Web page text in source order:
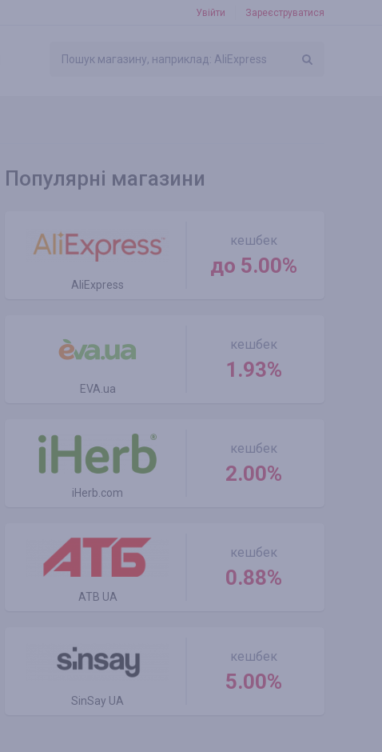
Увійти Зареєструватися
Популярні магазини
AliExpress
кешбек
до 5.00%
EVA.ua
кешбек
1.93%
iHerb.com
кешбек
2.00%
ATB UA
кешбек
0.88%
SinSay UA
кешбек
5.00%